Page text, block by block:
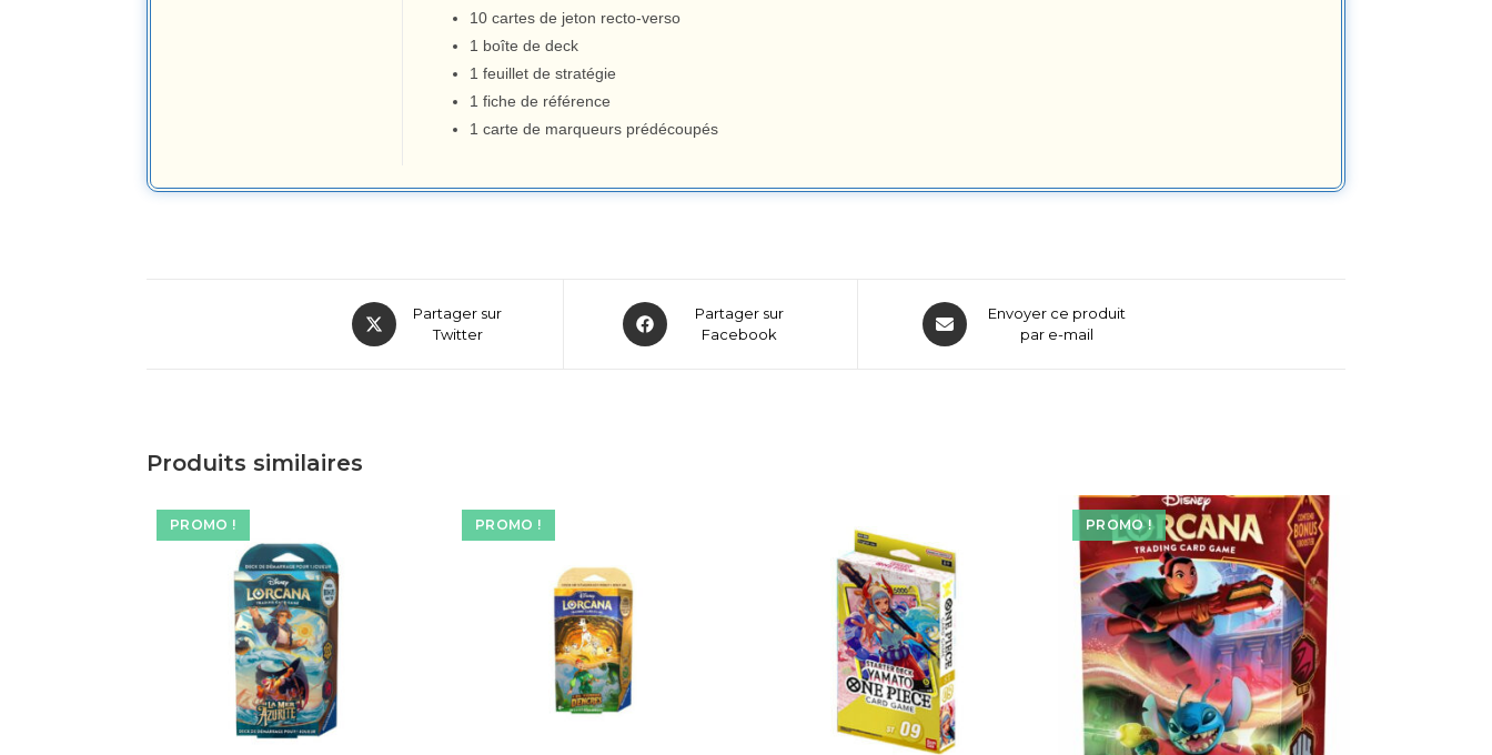
10 cartes de jeton recto-verso
1 boîte de deck
1 feuillet de stratégie
1 fiche de référence
1 carte de marqueurs prédécoupés
Partager sur
Twitter
Partager sur
Facebook
Envoyer ce produit
par e-mail
Produits similaires
PROMO ! PROMO ! PROMO !